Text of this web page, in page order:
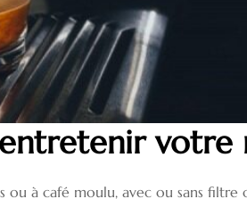
votre
ou à café moulu, avec ou sans